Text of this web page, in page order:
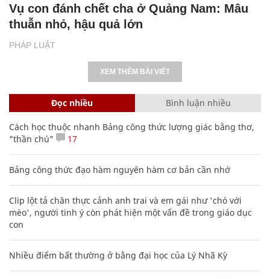
PHÁP LUẬT
Vụ con đánh chết cha ở Quảng Nam: Mâu
thuẫn nhỏ, hậu quả lớn
XEM THÊM BÀI VIẾT
Đọc nhiều Bình luận nhiều
Cách học thuộc nhanh Bảng công thức lượng giác bằng thơ,
"thần chú"
17
Bảng công thức đạo hàm nguyên hàm cơ bản cần nhớ
Clip lột tả chân thực cảnh anh trai và em gái như 'chó với
mèo', người tinh ý còn phát hiện một vấn đề trong giáo dục
con
Nhiều điểm bất thường ở bằng đại học của Lý Nhã Kỳ